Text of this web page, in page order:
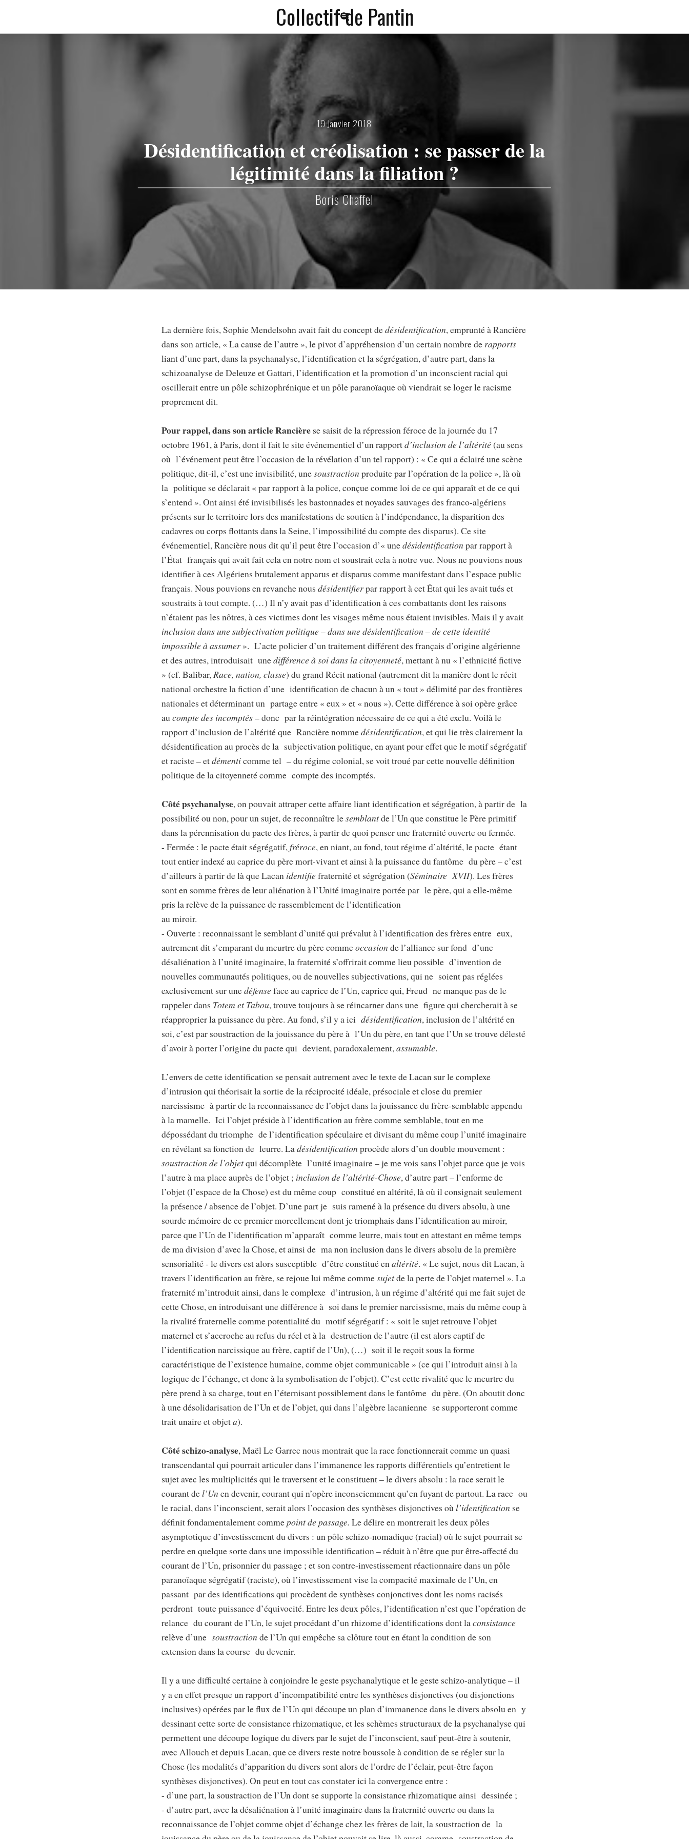
a
Collectif de Pantin
f
19 Janvier 2018
Désidentification et créolisation : se passer de la
légitimité dans la filiation ?
Boris Chaffel
La dernière fois, Sophie Mendelsohn avait fait du concept dedésidentification, emprunté à Rancière
dans son article, « La cause de l’autre », le pivot d’appréhension d’un certain nombre de rapports
liant d’une part, dans la psychanalyse, l’identification et la ségrégation, d’autre part, dans la
schizoanalyse de Deleuze et Gattari, l’identification et la promotion d’un inconscient racial qui
oscillerait entre un pôle schizophrénique et un pôle paranoïaque où viendrait se loger le racisme
proprement dit.
Pour rappel, dans son article Rancière se saisit de la répression féroce de la journée du 17
octobre 1961, à Paris, dont il fait le site événementiel d’un rapportd’inclusion de l’altérité(au sens
où l’événement peut être l’occasion de la révélation d’un tel rapport) : « Ce qui a éclairé une scène
politique, dit-il, c’est une invisibilité, unesoustraction produite par l’opération de la police », là où
la politique se déclarait « par rapport à la police, conçue comme loi de ce qui apparaît et de ce qui
s’entend ». Ont ainsi été invisibilisés les bastonnades et noyades sauvages des franco-algériens
présents sur le territoire lors des manifestations de soutien à l’indépendance, la disparition des
cadavres ou corps flottants dans la Seine, l’impossibilité du compte des disparus). Ce site
événementiel, Rancière nous dit qu’il peut être l’occasion d’« unedésidentification par rapport à
l’État français qui avait fait cela en notre nom et soustrait cela à notre vue. Nous ne pouvions nous
identifier à ces Algériens brutalement apparus et disparus comme manifestant dans l’espace public
français. Nous pouvions en revanche nous désidentifierpar rapport à cet État qui les avait tués et
soustraits à tout compte. (…) Il n’y avait pas d’identification à ces combattants dont les raisons
n’étaient pas les nôtres, à ces victimes dont les visages même nous étaient invisibles. Mais il y avait
inclusion dans une subjectivation politique – dans une désidentification – de cette identité
impossible à assumer ». L’acte policier d’un traitement différent des français d’origine algérienne
et des autres, introduisait unedifférence à soi dans la citoyenneté, mettant à nu « l’ethnicité fictive
» (cf. Balibar,Race, nation, classe) du grand Récit national (autrement dit la manière dont le récit
national orchestre la fiction d’une identification de chacun à un « tout » délimité par des frontières
nationales et déterminant un partage entre « eux » et « nous »). Cette différence à soi opère grâce
aucompte des incomptés– donc par la réintégration nécessaire de ce qui a été exclu. Voilà le
rapport d’inclusion de l’altérité que Rancière nommedésidentification, et qui lie très clairement la
désidentification au procès de la subjectivation politique, en ayant pour effet que le motif ségrégatif
et raciste – etdémenticomme tel – du régime colonial, se voit troué par cette nouvelle définition
politique de la citoyenneté comme compte des incomptés.
Côté psychanalyse, on pouvait attraper cette affaire liant identification et ségrégation, à partir de la
possibilité ou non, pour un sujet, de reconnaître lesemblantde l’Un que constitue le Père primitif
dans la pérennisation du pacte des frères, à partir de quoi penser une fraternité ouverte ou fermée.
- Fermée : le pacte était ségrégatif,fréroce, en niant, au fond, tout régime d’altérité, le pacte étant
tout entier indexé au caprice du père mort-vivant et ainsi à la puissance du fantôme du père – c’est
d’ailleurs à partir de là que Lacan identifiefraternité et ségrégation (Séminaire XVII). Les frères
sont en somme frères de leur aliénation à l’Unité imaginaire portée par le père, qui a elle-même
pris la relève de la puissance de rassemblement de l’identification
au miroir.
- Ouverte : reconnaissant le semblant d’unité qui prévalut à l’identification des frères entre eux,
autrement dit s’emparant du meurtre du père commeoccasion de l’alliance sur fond d’une
désaliénation à l’unité imaginaire, la fraternité s’offrirait comme lieu possible d’invention de
nouvelles communautés politiques, ou de nouvelles subjectivations, qui ne soient pas réglées
exclusivement sur unedéfenseface au caprice de l’Un, caprice qui, Freud ne manque pas de le
rappeler dans Totem et Tabou, trouve toujours à se réincarner dans une figure qui chercherait à se
réapproprier la puissance du père. Au fond, s’il y a ici désidentification, inclusion de l’altérité en
soi, c’est par soustraction de la jouissance du père à l’Un du père, en tant que l’Un se trouve délesté
d’avoir à porter l’origine du pacte qui devient, paradoxalement,assumable.
L’envers de cette identification se pensait autrement avec le texte de Lacan sur le complexe
d’intrusion qui théorisait la sortie de la réciprocité idéale, présociale et close du premier
narcissisme à partir de la reconnaissance de l’objet dans la jouissance du frère-semblable appendu
à la mamelle. Ici l’objet préside à l’identification au frère comme semblable, tout en me
dépossédant du triomphe de l’identification spéculaire et divisant du même coup l’unité imaginaire
en révélant sa fonction de leurre. Ladésidentification procède alors d’un double mouvement :
soustraction de l’objetqui décomplète l’unité imaginaire – je me vois sans l’objet parce que je vois
l’autre à ma place auprès de l’objet ; inclusion de l’altérité-Chose, d’autre part – l’enforme de
l’objet (l’espace de la Chose) est du même coup constitué en altérité, là où il consignait seulement
la présence / absence de l’objet. D’une part je suis ramené à la présence du divers absolu, à une
sourde mémoire de ce premier morcellement dont je triomphais dans l’identification au miroir,
parce que l’Un de l’identification m’apparaît comme leurre, mais tout en attestant en même temps
de ma division d’avec la Chose, et ainsi de ma non inclusion dans le divers absolu de la première
sensorialité - le divers est alors susceptible d’être constitué enaltérité. « Le sujet, nous dit Lacan, à
travers l’identification au frère, se rejoue lui même commesujetde la perte de l’objet maternel ». La
fraternité m’introduit ainsi, dans le complexe d’intrusion, à un régime d’altérité qui me fait sujet de
cette Chose, en introduisant une différence à soi dans le premier narcissisme, mais du même coup à
la rivalité fraternelle comme potentialité du motif ségrégatif : « soit le sujet retrouve l’objet
maternel et s’accroche au refus du réel et à la destruction de l’autre (il est alors captif de
l’identification narcissique au frère, captif de l’Un), (…) soit il le reçoit sous la forme
caractéristique de l’existence humaine, comme objet communicable » (ce qui l’introduit ainsi à la
logique de l’échange, et donc à la symbolisation de l’objet). C’est cette rivalité que le meurtre du
père prend à sa charge, tout en l’éternisant possiblement dans le fantôme du père. (On aboutit donc
à une désolidarisation de l’Un et de l’objet, qui dans l’algèbre lacanienne se supporteront comme
trait unaire et objeta).
Côté schizo-analyse, Maël Le Garrec nous montrait que la race fonctionnerait comme un quasi
transcendantal qui pourrait articuler dans l’immanence les rapports différentiels qu’entretient le
sujet avec les multiplicités qui le traversent et le constituent – le divers absolu : la race serait le
courant del’Un en devenir, courant qui n’opère inconsciemment qu’en fuyant de partout. La race ou
le racial, dans l’inconscient, serait alors l’occasion des synthèses disjonctives oùl’identification se
définit fondamentalement commepoint de passage. Le délire en montrerait les deux pôles
asymptotique d’investissement du divers : un pôle schizo-nomadique (racial) où le sujet pourrait se
perdre en quelque sorte dans une impossible identification – réduit à n’être que pur être-affecté du
courant de l’Un, prisonnier du passage ; et son contre-investissement réactionnaire dans un pôle
paranoïaque ségrégatif (raciste), où l’investissement vise la compacité maximale de l’Un, en
passant par des identifications qui procèdent de synthèses conjonctives dont les noms racisés
perdront toute puissance d’équivocité. Entre les deux pôles, l’identification n’est que l’opération de
relance du courant de l’Un, le sujet procédant d’un rhizome d’identifications dont laconsistance
relève d’une soustraction de l’Un qui empêche sa clôture tout en étant la condition de son
extension dans la course du devenir.
Il y a une difficulté certaine à conjoindre le geste psychanalytique et le geste schizo-analytique – il
y a en effet presque un rapport d’incompatibilité entre les synthèses disjonctives (ou disjonctions
inclusives) opérées par le flux de l’Un qui découpe un plan d’immanence dans le divers absolu en y
dessinant cette sorte de consistance rhizomatique, et les schèmes structuraux de la psychanalyse qui
permettent une découpe logique du divers par le sujet de l’inconscient, sauf peut-être à soutenir,
avec Allouch et depuis Lacan, que ce divers reste notre boussole à condition de se régler sur la
Chose (les modalités d’apparition du divers sont alors de l’ordre de l’éclair, peut-être façon
synthèses disjonctives). On peut en tout cas constater ici la convergence entre :
- d’une part, la soustraction de l’Un dont se supporte la consistance rhizomatique ainsi dessinée ;
- d’autre part, avec la désaliénation à l’unité imaginaire dans la fraternité ouverte ou dans la
reconnaissance de l’objet comme objet d’échange chez les frères de lait, la soustraction de la